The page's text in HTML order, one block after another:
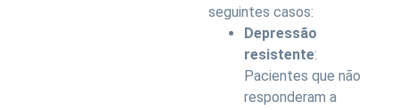
seguintes casos:
Depressão
resistente:
Pacientes que não
responderam a